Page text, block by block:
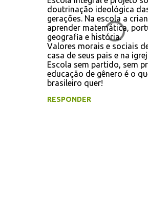
doutrinação ideológica
gerações. Na escola a
aprender matemática,
geografia e história.
Valores morais e sociais
casa de seus pais e na
Escola sem partido, sem
educação de gênero é o
brasileiro quer!
RESPONDER